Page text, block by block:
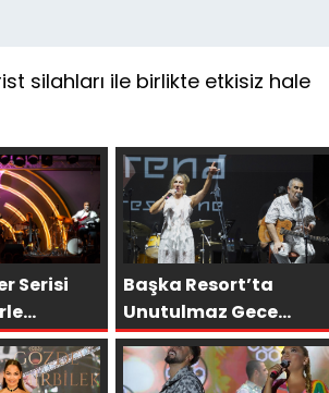
silahları ile birlikte etkisiz hale
Serisi
Başka Resort’ta
Unutulmaz Gece
Özülkü Çifti Bodrum’u
Büyüledi